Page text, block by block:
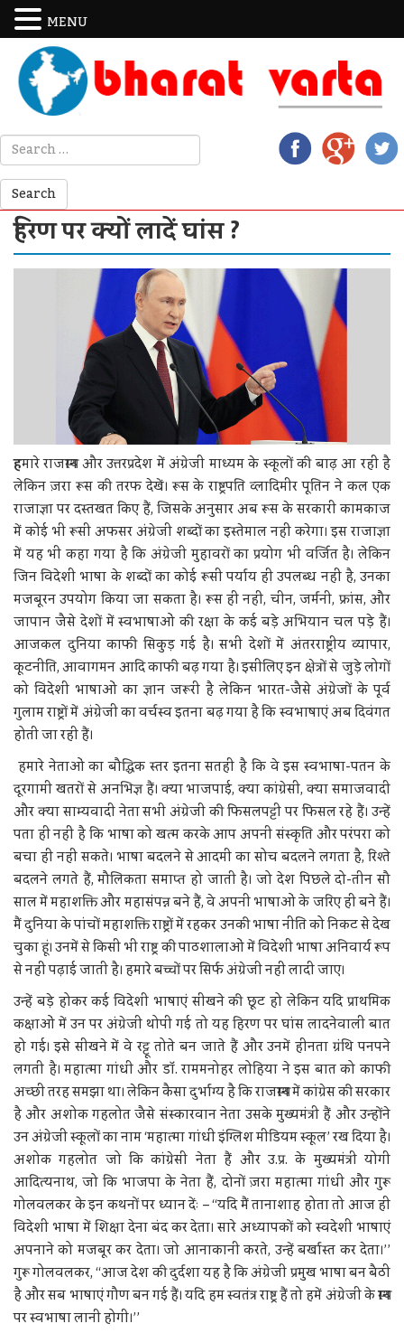
हिरण पर क्यों लादें घांस ?
हमारे राजस्थान और उत्तरप्रदेश में अंग्रेजी माध्यम के स्कूलों की बाढ़ आ रही है
लेकिन ज़रा रूस की तरफ देखें। रूस के राष्ट्रपति व्लादिमीर पूतिन ने कल एक
राजाज्ञा पर दस्तखत किए हैं, जिसके अनुसार अब रूस के सरकारी कामकाज
में कोई भी रूसी अफसर अंग्रेजी शब्दों का इस्तेमाल नहीं करेगा। इस राजाज्ञा
में यह भी कहा गया है कि अंग्रेजी मुहावरों का प्रयोग भी वर्जित है। लेकिन
जिन विदेशी भाषा के शब्दों का कोई रूसी पर्याय ही उपलब्ध नहीं है, उनका
मजबूरन उपयोग किया जा सकता है। रूस ही नहीं, चीन, जर्मनी, फ्रांस, और
जापान जैसे देशों में स्वभाषाओं की रक्षा के कई बड़े अभियान चल पड़े हैं।
आजकल दुनिया काफी सिकुड़ गई है। सभी देशों में अंतरराष्ट्रीय व्यापार,
कूटनीति, आवागमन आदि काफी बढ़ गया है। इसीलिए इन क्षेत्रों से जुड़े लोगों
को विदेशी भाषाओं का ज्ञान जरूरी है लेकिन भारत-जैसे अंग्रेजों के पूर्व
गुलाम राष्ट्रों में अंग्रेजी का वर्चस्व इतना बढ़ गया है कि स्वभाषाएं अब दिवंगत
होती जा रही हैं।
हमारे नेताओं का बौद्धिक स्तर इतना सतही है कि वे इस स्वभाषा-पतन के
दूरगामी खतरों से अनभिज्ञ हैं। क्या भाजपाई, क्या कांग्रेसी, क्या समाजवादी
और क्या साम्यवादी नेता सभी अंग्रेजी की फिसलपट्टी पर फिसल रहे हैं। उन्हें
पता ही नहीं है कि भाषा को खत्म करके आप अपनी संस्कृति और परंपरा को
बचा ही नहीं सकते। भाषा बदलने से आदमी का सोच बदलने लगता है, रिश्ते
बदलने लगते हैं, मौलिकता समाप्त हो जाती है। जो देश पिछले दो-तीन सौ
साल में महाशक्ति और महासंपन्न बने हैं, वे अपनी भाषाओं के जरिए ही बने हैं।
मैं दुनिया के पांचों महाशक्ति राष्ट्रों में रहकर उनकी भाषा नीति को निकट से देख
चुका हूं। उनमें से किसी भी राष्ट्र की पाठशालाओं में विदेशी भाषा अनिवार्य रूप
से नहीं पढ़ाई जाती है। हमारे बच्चों पर सिर्फ अंग्रेजी नहीं लादी जाए।
उन्हें बड़े होकर कई विदेशी भाषाएं सीखने की छूट हो लेकिन यदि प्राथमिक
कक्षाओं में उन पर अंग्रेजी थोपी गई तो यह हिरण पर घांस लादनेवाली बात
हो गई। इसे सीखने में वे रट्टू तोते बन जाते हैं और उनमें हीनता ग्रंथि पनपने
लगती है। महात्मा गांधी और डाॅ. राममनोहर लोहिया ने इस बात को काफी
अच्छी तरह समझा था। लेकिन कैसा दुर्भाग्य है कि राजस्थान में कांग्रेस की सरकार
है और अशोक गहलोत जैसे संस्कारवान नेता उसके मुख्यमंत्री हैं और उन्होंने
उन अंग्रेजी स्कूलों का नाम ‘महात्मा गांधी इंग्लिश मीडियम स्कूल’ रख दिया है।
अशोक गहलोत जो कि कांग्रेसी नेता हैं और उ.प्र. के मुख्यमंत्री योगी
आदित्यनाथ, जो कि भाजपा के नेता हैं, दोनों ज़रा महात्मा गांधी और गुरू
गोलवलकर के इन कथनों पर ध्यान देंः – ‘‘यदि मैं तानाशाह होता तो आज ही
विदेशी भाषा में शिक्षा देना बंद कर देता। सारे अध्यापकों को स्वदेशी भाषाएं
अपनाने को मजबूर कर देता। जो आनाकानी करते, उन्हें बर्खास्त कर देता।’’
गुरू गोलवलकर, ‘‘आज देश की दुर्दशा यह है कि अंग्रेजी प्रमुख भाषा बन बैठी
है और सब भाषाएं गौण बन गई हैं। यदि हम स्वतंत्र राष्ट्र हैं तो हमें अंग्रेजी के स्थान
पर स्वभाषा लानी होगी।’’
MENU